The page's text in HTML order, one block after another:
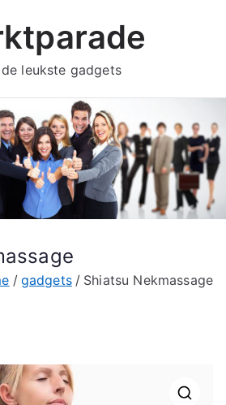
leukste gadgets
gadgets Shiatsu Nekmassage